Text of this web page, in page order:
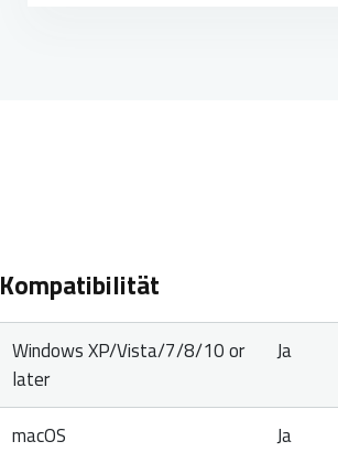
Kompatibilität
Windows XP/Vista/7/8/10 or
later
Ja
macOS
Ja